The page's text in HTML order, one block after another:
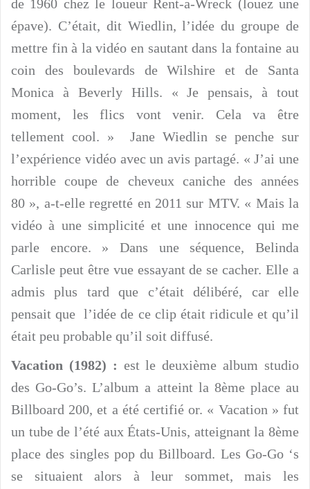
de 1960 chez le loueur Rent-a-Wreck (louez une
épave). C’était, dit Wiedlin, l’idée du groupe de
mettre fin à la vidéo en sautant dans la fontaine au
coin des boulevards de Wilshire et de Santa
Monica à Beverly Hills. « Je pensais, à tout
moment, les flics vont venir. Cela va être
tellement cool. » Jane Wiedlin se penche sur
l’expérience vidéo avec un avis partagé. « J’ai une
horrible coupe de cheveux caniche des années
80 », a-t-elle regretté en 2011 sur MTV. « Mais la
vidéo à une simplicité et une innocence qui me
parle encore. » Dans une séquence, Belinda
Carlisle peut être vue essayant de se cacher. Elle a
admis plus tard que c’était délibéré, car elle
pensait que l’idée de ce clip était ridicule et qu’il
était peu probable qu’il soit diffusé.
Vacation (1982) : est le deuxième album studio
des Go-Go’s. L’album a atteint la 8ème place au
Billboard 200, et a été certifié or. « Vacation » fut
un tube de l’été aux États-Unis, atteignant la 8ème
place des singles pop du Billboard. Les Go-Go ‘s
se situaient alors à leur sommet, mais les